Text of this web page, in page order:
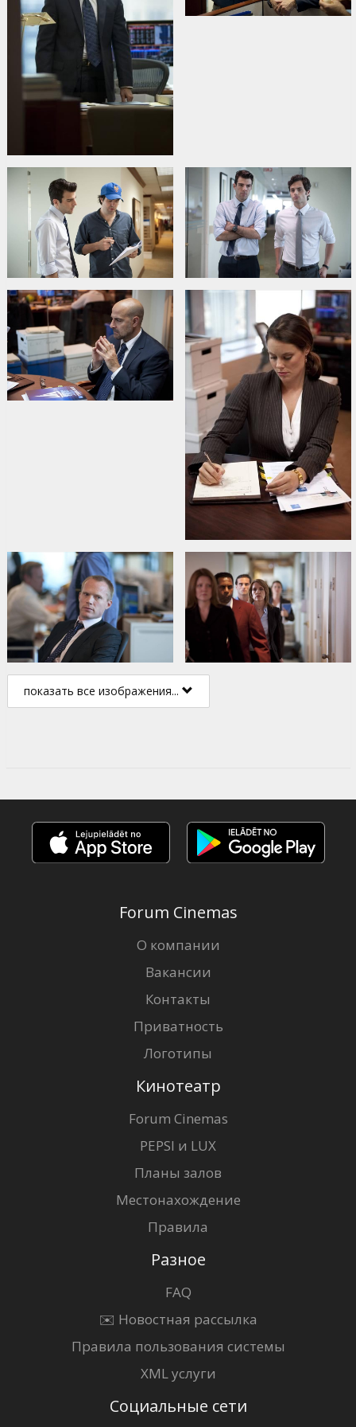
В ролях:
Kevin Spacey,Paul Bettany,Jeremy Irons,Zachary
Quinto
Penn Badgley,Simon Baker
Moore
Stanley Tucci, Aasif Mandvi
показать все изображения...
Forum Cinemas
О компании
Вакансии
Контакты
Приватность
Логотипы
Кинотеатр
Forum Cinemas
PEPSI и LUX
Планы залов
Местонахождение
Правила
Разное
FAQ
✉️ Новостная рассылка
Правила пользования системы
XML услуги
Социальные сети